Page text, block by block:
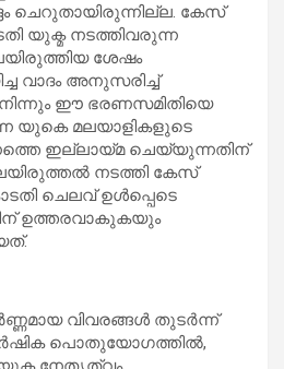
ചെറുതായിരുന്നില്ല. കേസ്
യുക്മ നടത്തിവരുന്ന
ശേഷം
വാദം അനുസരിച്ച്
ഈ ഭരണസമിതിയെ
യുകെ മലയാളികളുടെ
ഇല്ലായ്മ ചെയ്യുന്നതിന്
നടത്തി കേസ്
ചെലവ് ഉള്‍പ്പെടെ
ഉത്തരവാകുകയും
വിവരങ്ങള്‍ തുടർന്ന്
പൊതുയോഗത്തില്‍,